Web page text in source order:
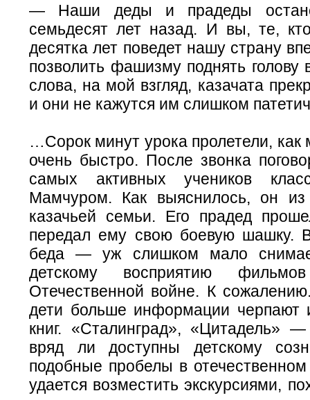
— Наши деды и прадеды
семьдесят лет назад. И вы, те,
десятка лет поведет нашу страну
позволить фашизму поднять
слова, на мой взгляд, казачата
и они не кажутся им слишком
…Сорок минут урока пролетели, как
очень быстро. После звонка
самых активных учеников
Мамчуром. Как выяснилось, он из
казачьей семьи. Его прадед
передал ему свою боевую шашку.
беда — уж слишком мало
детскому восприятию
Отечественной войне. К
дети больше информации черпают
книг. «Сталинград», «Цитадель»
вряд ли доступны детскому
подобные пробелы в
удается возместить экскурсиями,